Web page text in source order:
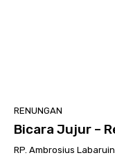
RENUNGAN
Bicara Jujur –
RP. Ambrosius